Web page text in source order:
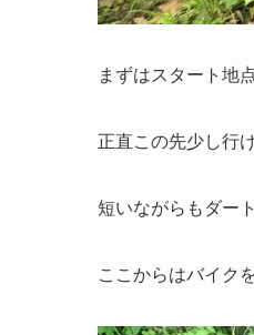
まずはスタート地点
正直この先少し行
短いながらもダー
ここからはバイク